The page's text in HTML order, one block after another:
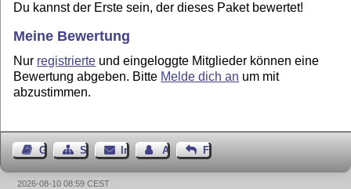
Du kannst der Erste sein, der dieses Paket bewertet!
Meine Bewertung
Nur registrierte und eingeloggte Mitglieder können eine
Bewertung abgeben. Bitte Melde dich an um mit
abzustimmen.
GästebuchSeiten-Struktur
ImpressumAutor kontaktieren
Feedback
2026-08-10 08:59 CEST